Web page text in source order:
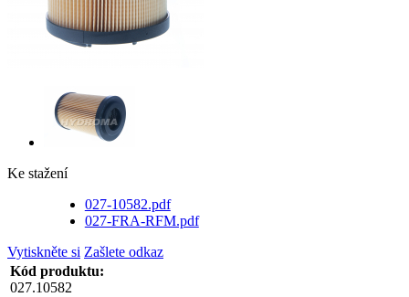
Ke stažení
027-10582.pdf
027-FRA-RFM.pdf
Vytiskněte si Zašlete odkaz
Kód produktu:
027.10582